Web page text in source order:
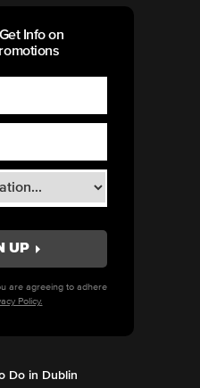
Info on
are agreeing to adhere
Policy.
Do in Dublin